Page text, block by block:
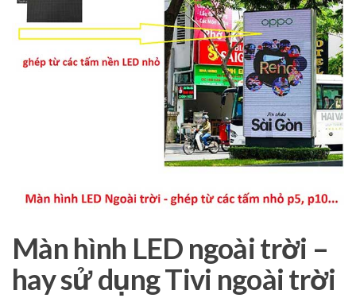
Màn hình LED ngoài trời –
hay sử dụng Tivi ngoài trời